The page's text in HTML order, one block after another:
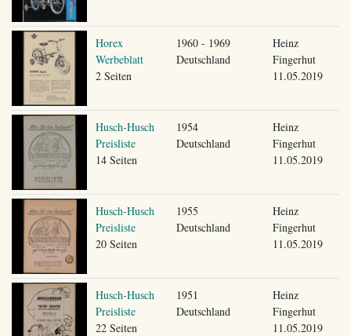
Horex
Werbeblatt
2 Seiten
1960 - 1969
Deutschland
Heinz
Fingerhut
11.05.2019
Husch-Husch
Preisliste
14 Seiten
1954
Deutschland
Heinz
Fingerhut
11.05.2019
Husch-Husch
Preisliste
20 Seiten
1955
Deutschland
Heinz
Fingerhut
11.05.2019
Husch-Husch
Preisliste
22 Seiten
1951
Deutschland
Heinz
Fingerhut
11.05.2019